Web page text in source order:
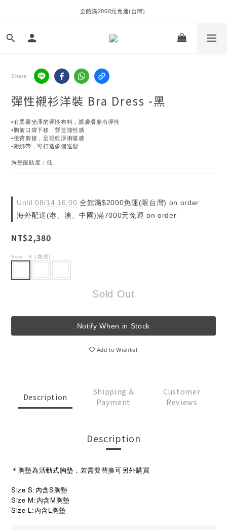
全館滿2000元免運(台灣)
Share
彈性襯衫洋裝 Bra Dress -黑
•有柔霧光澤的彈性布料，親膚滑順有彈性
•胸前口袋下移，營造隨性感
•後背剪接，呈現乾淨俐落感
•附綁帶，可打造多個造型
胸墊服貼度：低
Until 08/14 16:00 全館滿$2000免運(限台灣) on order
海外配送(港、澳、中國)滿7000元免運 on order
NT$2,380
Size : S（售完）
Sold Out
Notify When in Stock
Add to Wishlist
Description
Shipping &
Payment
Customer
Reviews
Description
＊胸墊為活動式胸墊，若需要替換可另外購買
Size S:內含S胸墊
Size M:內含M胸墊
Size L:內含L胸墊